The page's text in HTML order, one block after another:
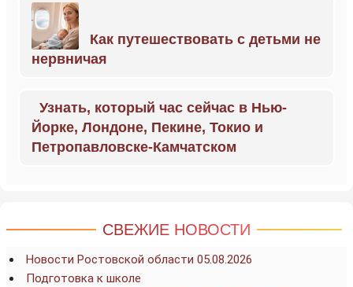
Как путешествовать с детьми не
нервничая
Узнать, который час сейчас в Нью-
Йорке, Лондоне, Пекине, Токио и
Петропавловске-Камчатском
СВЕЖИЕ НОВОСТИ
Новости Ростовской области 05.08.2026
Подготовка к школе